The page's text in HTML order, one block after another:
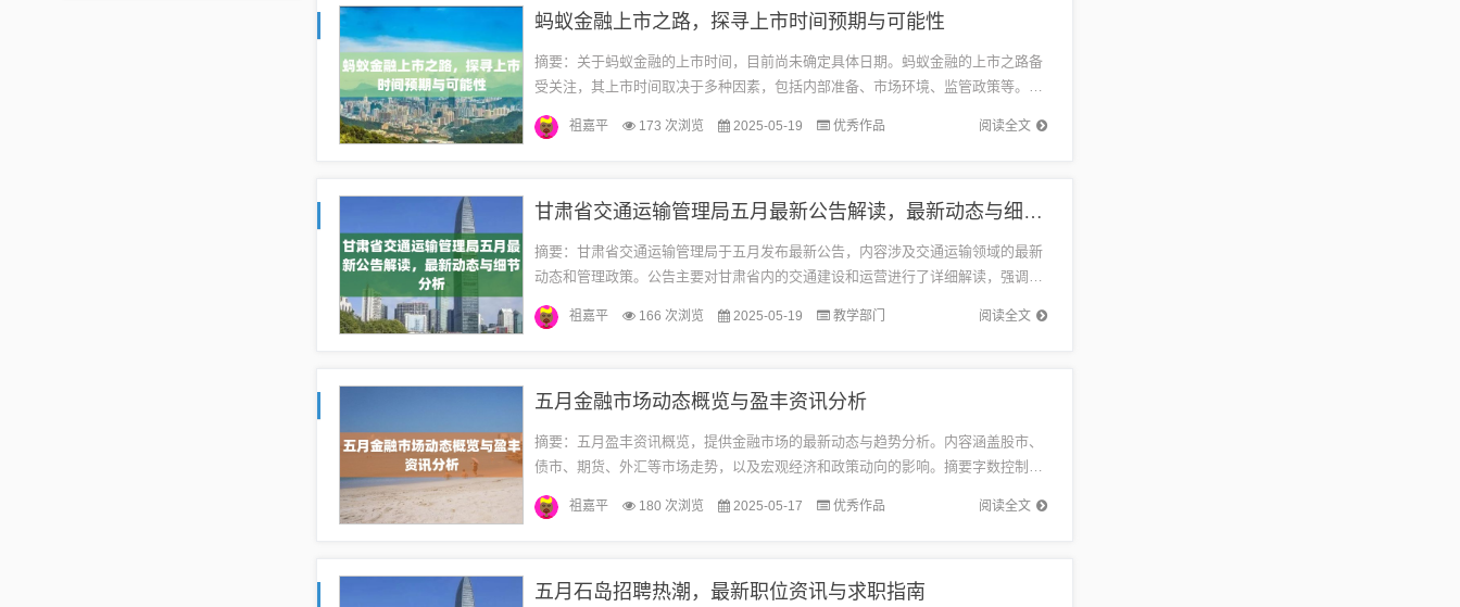
蚂蚁金融上市之路，探寻上市时间预期与可能性
摘要：关于蚂蚁金融的上市时间，目前尚未确定具体日期。蚂蚁金融的上市之路备
受关注，其上市时间取决于多种因素，包括内部准备、市场环境、监管政策等。目
前无法确定其上市时间的具体可能性与预期，需要继续关注相关动态以获取最新
信...
阅读全文
祖嘉平 173 次浏览 2025-05-19 优秀作品
甘肃省交通运输管理局五月最新公告解读，最新动态与细节分析
摘要：甘肃省交通运输管理局于五月发布最新公告，内容涉及交通运输领域的最新
动态和管理政策。公告主要对甘肃省内的交通建设和运营进行了详细解读，强调了
加强交通安全管理，提升服务质量的重要性。具体内容包括对交通规划的调整，
以...
阅读全文
祖嘉平 166 次浏览 2025-05-19 教学部门
五月金融市场动态概览与盈丰资讯分析
摘要：五月盈丰资讯概览，提供金融市场的最新动态与趋势分析。内容涵盖股市、
债市、期货、外汇等市场走势，以及宏观经济和政策动向的影响。摘要字数控制在
100-200字以内，简洁明了地概括本月金融市场的重要变化和展望。金融市...
阅读全文
祖嘉平 180 次浏览 2025-05-17 优秀作品
五月石岛招聘热潮，最新职位资讯与求职指南